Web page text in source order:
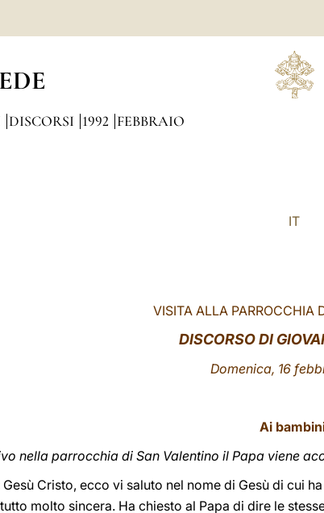
DISCORSI 1992 FEBBRAIO
IT
VISITA ALLA PARROCCHIA
DISCORSO DI
Domenica, 16
Ai
nella parrocchia di San Valentino il Papa viene
Cristo, ecco vi saluto nel nome di Gesù di cui
molto sincera. Ha chiesto al Papa di dire le